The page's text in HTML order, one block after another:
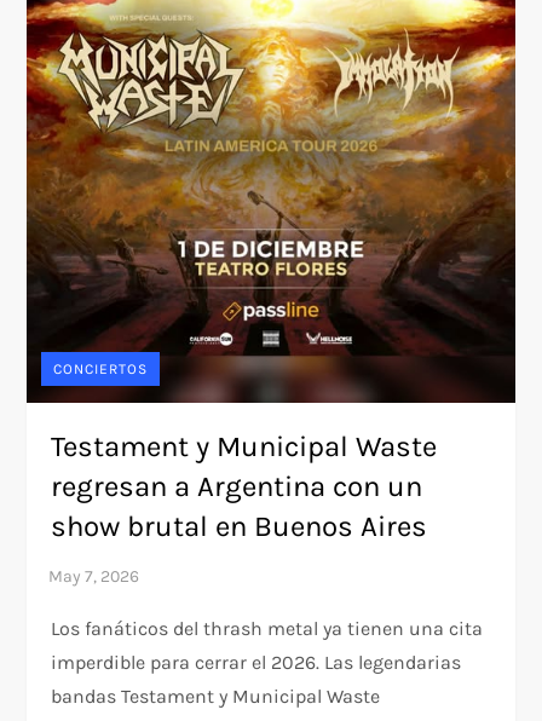
CONCIERTOS
Testament y Municipal Waste
regresan a Argentina con un
show brutal en Buenos Aires
Los fanáticos del thrash metal ya tienen una cita
imperdible para cerrar el 2026. Las legendarias
bandas Testament y Municipal Waste